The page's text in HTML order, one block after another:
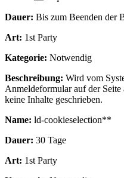
Dauer: Bis zum Beenden der
Art: 1st Party
Kategorie: Notwendig
Beschreibung: Wird vom
Anmeldeformular auf der
keine Inhalte geschrieben.
Name: ld-cookieselection**
Dauer: 30 Tage
Art: 1st Party